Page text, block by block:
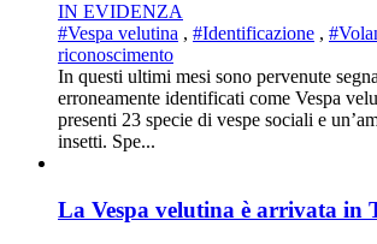
IN EVIDENZA
#Vespa velutina , #Identificazione ,
riconoscimento
In questi ultimi mesi sono pervenute
erroneamente identificati come Vespa
presenti 23 specie di vespe sociali e
insetti. Spe...
La Vespa velutina è arrivata in